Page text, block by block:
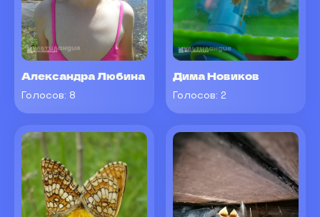
Александра Любина
Голосов: 8
Дима Новиков
Голосов: 2